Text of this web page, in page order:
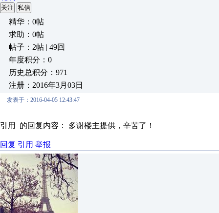
关注 私信
精华：0帖
求助：0帖
帖子：2帖 | 49回
年度积分：0
历史总积分：971
注册：2016年3月03日
发表于：2016-04-05 12:43:47
引用 的回复内容： 多谢楼主提供，辛苦了！
回复 引用 举报